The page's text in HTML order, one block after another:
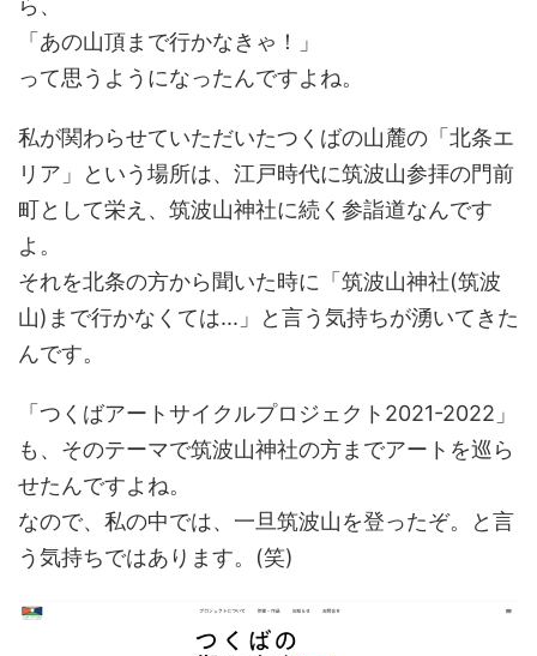
ら、
「あの山頂まで行かなきゃ！」
って思うようになったんですよね。
私が関わらせていただいたつくばの山麓の「北条エ
リア」という場所は、江戸時代に筑波山参拝の門前
町として栄え、筑波山神社に続く参詣道なんです
よ。
それを北条の方から聞いた時に「筑波山神社(筑波
山)まで行かなくては...」と言う気持ちが湧いてきた
んです。
「つくばアートサイクルプロジェクト2021-2022」
も、そのテーマで筑波山神社の方までアートを巡ら
せたんですよね。
なので、私の中では、一旦筑波山を登ったぞ。と言
う気持ちではあります。(笑)